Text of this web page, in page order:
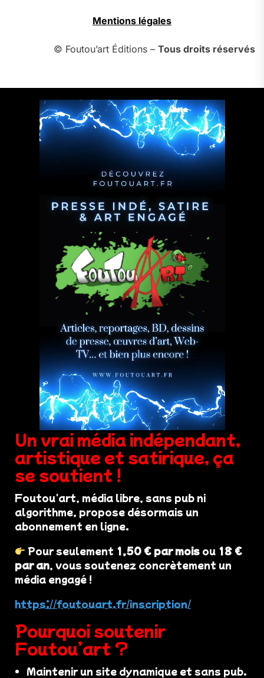
Mentions légales
© Foutou’art Éditions – Tous droits réservés
Un vrai média indépendant,
artistique et satirique, ça
se soutient !
Foutou'art, média libre, sans pub ni
algorithme, propose désormais un
abonnement en ligne.
Pour seulement 1,50 € par mois ou 18 €
par an, vous soutenez concrètement un
média engagé !
https://foutouart.fr/inscription/
Pourquoi soutenir
Foutou’art ?
Maintenir un site dynamique et sans pub.